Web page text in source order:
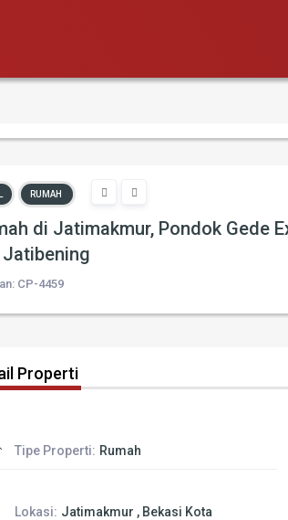
RUMAH
di Jatimakmur, Pondok Gede
CP-4459
Properti
Tipe Properti: Rumah
Lokasi: Jatimakmur , Bekasi Kota